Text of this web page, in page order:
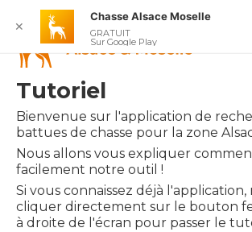
+
−
Tutoriel
Bienvenue sur l'application de
battues de chasse pour la zone
Nous allons vous expliquer
facilement notre outil !
Si vous connaissez déjà l'application,
cliquer directement sur le bouton
à droite de l'écran pour passer le
✕
Chasse Alsace Moselle
GRATUIT
Sur Google Play